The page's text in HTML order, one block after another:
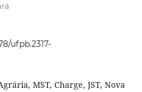
ufpb.2317-
MST, Charge, JST, Nova